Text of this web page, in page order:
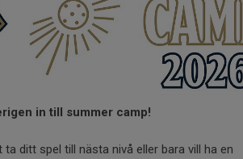
in till summer camp!
ditt spel till nästa nivå eller bara vill ha en